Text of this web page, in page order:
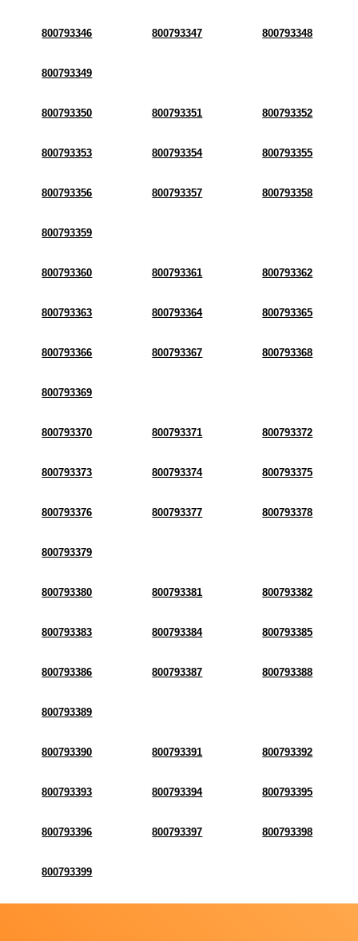
800793346 800793347 800793348
800793349
800793350 800793351 800793352
800793353 800793354 800793355
800793356 800793357 800793358
800793359
800793360 800793361 800793362
800793363 800793364 800793365
800793366 800793367 800793368
800793369
800793370 800793371 800793372
800793373 800793374 800793375
800793376 800793377 800793378
800793379
800793380 800793381 800793382
800793383 800793384 800793385
800793386 800793387 800793388
800793389
800793390 800793391 800793392
800793393 800793394 800793395
800793396 800793397 800793398
800793399